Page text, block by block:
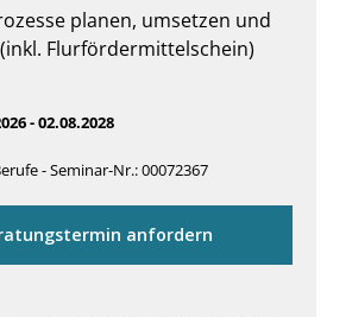
planen, umsetzen und
Flurfördermittelschein)
- 02.08.2028
- Seminar-Nr.: 00072367
anfordern